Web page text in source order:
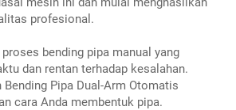
profesional.
bending pipa manual yang
dan rentan terhadap kesalahan.
Pipa Dual-Arm Otomatis
cara Anda membentuk pipa.